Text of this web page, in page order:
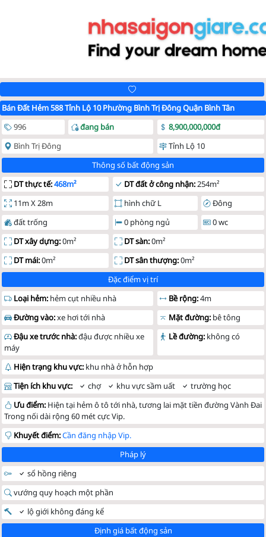
Bán Đất Hẻm 588 Tỉnh Lộ 10 Phường Bình Trị Đông Quận Bình Tân
996
đang bán
8,900,000,000đ
Bình Trị Đông
Tỉnh Lộ 10
Thông số bất động sản
DT thực tế:468m² DT đất ở công nhận:254m²
11m X 28m
hình chữ L
Đông
đất trống
0 phòng ngủ
0 wc
DT xây dựng:0m² DT sàn:0m²
DT mái:0m² DT sân thượng:0m²
Đặc điểm vị trí
Loại hẻm: hẻm cụt nhiều nhà Bề rộng:4m
Đường vào:xe hơi tới nhà Mặt đường: bê tông
Đậu xe trước nhà:đậu được nhiều xe
máy
Lề đường: không có
Hiện trạng khu vực: khu nhà ở hỗn hợp
Tiện ích khu vực:
chợ khu vực sầm uất
trường học
Ưu điểm: Hiện tại hẻm ô tô tới nhà, tương lai mặt tiền đường Vành Đai
Trong nối dài rộng 60 mét cực Vip.
Khuyết điểm:Cần đăng nhập Vip.
Pháp lý
sổ hồng riêng
vướng quy hoạch một phần
lộ giới không đáng kể
Định giá bất động sản